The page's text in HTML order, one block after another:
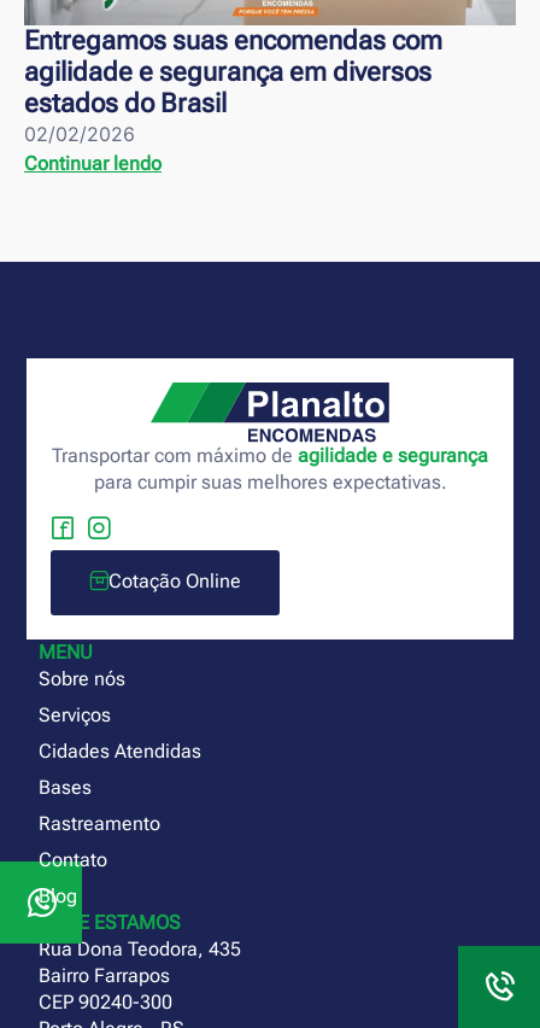
Entregamos suas encomendas com
agilidade e segurança em diversos
estados do Brasil
02/02/2026
Continuar lendo
Transportar com máximo de agilidade e segurança
para cumpir suas melhores expectativas.
Cotação Online
MENU
Sobre nós
Serviços
Cidades Atendidas
Bases
Rastreamento
Contato
Blog
ONDE ESTAMOS
Rua Dona Teodora, 435
Bairro Farrapos
CEP 90240-300